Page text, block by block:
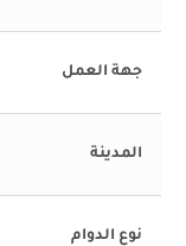
جهة العمل
المدينة
نوع الدوام